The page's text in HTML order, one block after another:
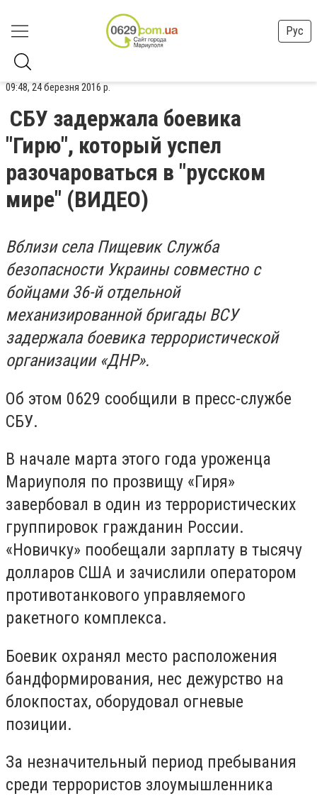
Рус
09:48, 24 березня 2016 р.
СБУ задержала боевика
"Гирю", который успел
разочароваться в "русском
мире" (ВИДЕО)
Вблизи села Пищевик Служба
безопасности Украины совместно с
бойцами 36-й отдельной
механизированной бригады ВСУ
задержала боевика террористической
организации «ДНР».
Об этом 0629 сообщили в пресс-службе
СБУ.
В начале марта этого года уроженца
Мариуполя по прозвищу «Гиря»
завербовал в один из террористических
группировок гражданин России.
«Новичку» пообещали зарплату в тысячу
долларов США и зачислили оператором
противотанкового управляемого
ракетного комплекса.
Боевик охранял место расположения
бандформирования, нес дежурство на
блокпостах, оборудовал огневые
позиции.
За незначительный период пребывания
среди террористов злоумышленника